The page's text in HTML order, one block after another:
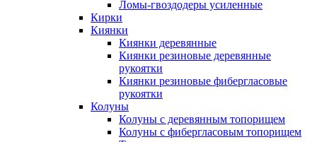
Ломы-гвоздодеры усиленные
Кирки
Киянки
Киянки деревянные
Киянки резиновые деревянные
рукоятки
Киянки резиновые фибергласовые
рукоятки
Колуны
Колуны с деревянным топорищем
Колуны с фибергласовым топорищем